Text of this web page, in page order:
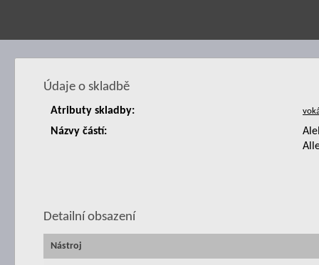
Údaje o skladbě
Atributy skladby:
Názvy částí:
Detailní obsazení
Nástroj